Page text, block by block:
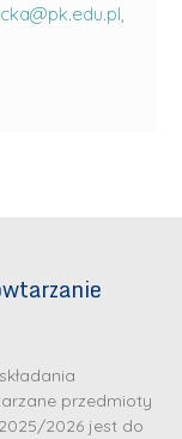
,
przedmioty
2026 jest do